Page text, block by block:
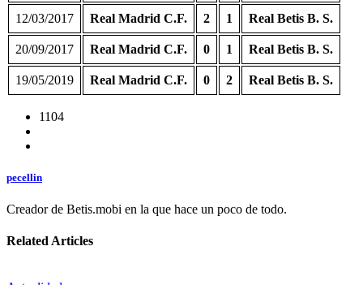
12/03/2017 Real Madrid C.F. 2 1 Real Betis B. S.
20/09/2017 Real Madrid C.F. 0 1 Real Betis B. S.
19/05/2019 Real Madrid C.F. 0 2 Real Betis B. S.
1104
pecellin
Creador de Betis.mobi en la que hace un poco de todo.
Related Articles